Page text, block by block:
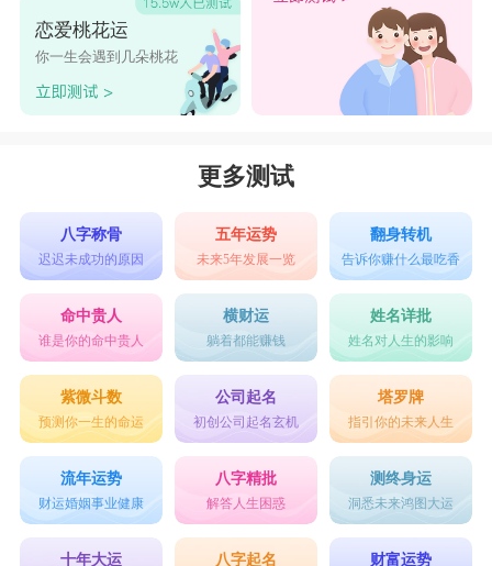
恋爱桃花运
你一生会遇到几朵桃花
更多测试
八字称骨
迟迟未成功的原因
五年运势
未来5年发展一览
翻身转机
告诉你赚什么最吃香
命中贵人
谁是你的命中贵人
横财运
躺着都能赚钱
姓名详批
姓名对人生的影响
紫微斗数
预测你一生的命运
公司起名
初创公司起名玄机
塔罗牌
指引你的未来人生
流年运势
财运婚姻事业健康
八字精批
解答人生困惑
测终身运
洞悉未来鸿图大运
十年大运 八字起名 财富运势